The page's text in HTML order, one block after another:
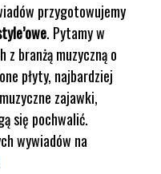
przygotowujemy
. Pytamy w
z branżą muzyczną o
płyty, najbardziej
zajawki,
się pochwalić.
wywiadów na